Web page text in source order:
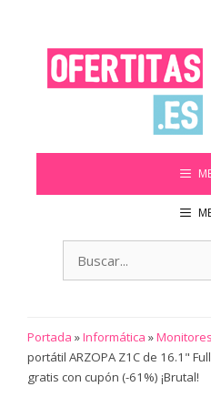
contenido
Portada »Informática »Monitores
portátil ARZOPA Z1C de 16.1"
gratis con cupón (-61%) ¡Brutal!